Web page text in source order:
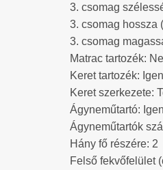
3. csomag
3. csomag hossza
3. csomag
Matrac tartozék:
Keret tartozék: Igen
Keret szerkezete:
Ágyneműtartó: Igen
Ágyneműtartók
Hány fő részére: 2
Felső fekvőfelület